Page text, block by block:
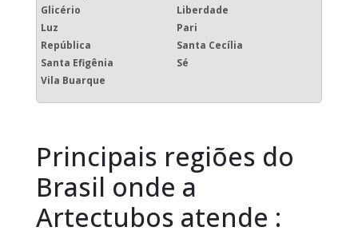
Glicério
Liberdade
Luz
Pari
República
Santa Cecília
Santa Efigênia
Sé
Vila Buarque
Principais regiões do
Brasil onde a
Artectubos atende :